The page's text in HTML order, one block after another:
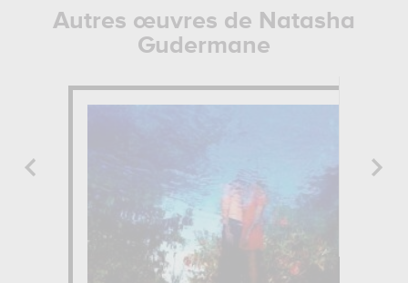
Autres œuvres de Natasha
Gudermane